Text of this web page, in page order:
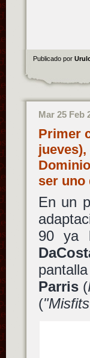
Publicado por
Mar 25 Feb
Primer
ser uno
En un
90 ya
Parris(
(